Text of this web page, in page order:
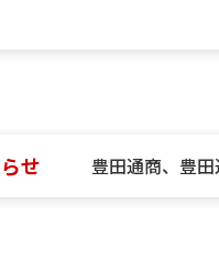
せ 豊田通商、豊